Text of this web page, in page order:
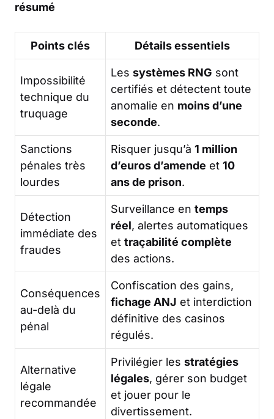
résumé
Points clés Détails essentiels
Impossibilité
technique du
truquage
Les systèmes RNG sont
certifiés et détectent toute
anomalie en moins d’une
seconde.
Sanctions
pénales très
lourdes
Risquer jusqu’à 1 million
d’euros d’amende et 10
ans de prison.
Détection
immédiate des
fraudes
Surveillance en temps
réel, alertes automatiques
et traçabilité complète
des actions.
Conséquences
au-delà du
pénal
Confiscation des gains,
fichage ANJ et interdiction
définitive des casinos
régulés.
Alternative
légale
recommandée
Privilégier les stratégies
légales, gérer son budget
et jouer pour le
divertissement.